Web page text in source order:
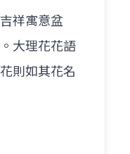
祥寓意盆
大理花花語
則如其花名